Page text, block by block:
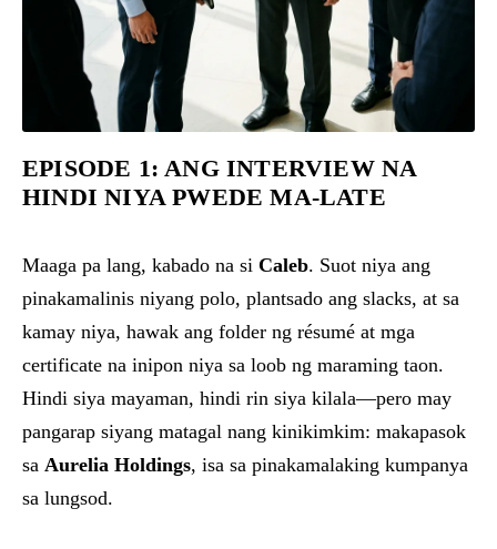
EPISODE 1: ANG INTERVIEW NA
HINDI NIYA PWEDE MA-LATE
Maaga pa lang, kabado na si Caleb. Suot niya ang
pinakamalinis niyang polo, plantsado ang slacks, at sa
kamay niya, hawak ang folder ng résumé at mga
certificate na inipon niya sa loob ng maraming taon.
Hindi siya mayaman, hindi rin siya kilala—pero may
pangarap siyang matagal nang kinikimkim: makapasok
sa Aurelia Holdings, isa sa pinakamalaking kumpanya
sa lungsod.